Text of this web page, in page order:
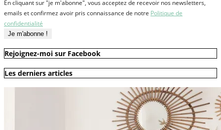
En cliquant sur "je m'abonne", vous acceptez de recevoir nos newsletters,
emails et confirmez avoir pris connaissance de notre Politique de
confidentialité
Rejoignez-moi sur Facebook
Les derniers articles